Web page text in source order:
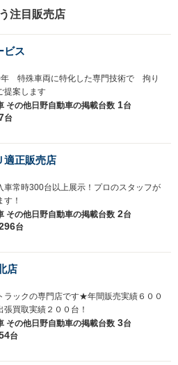
注目販売店
ビス
年 特殊車両に特化した専門技術で 拘り
提案します
その他日野自動車の掲載台数 1台
台
正販売店
車常時300台以上展示！プロのスタッフが
す！
その他日野自動車の掲載台数 2台
台
店
ックの専門店です★年間販売実績６００
張買取実績２００台！
その他日野自動車の掲載台数 3台
台